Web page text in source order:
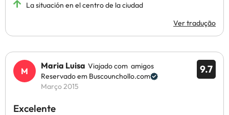
La situación en el centro de la ciudad
Ver tradução
9.7
Maria Luisa Viajado com amigos
Reservado em Buscounchollo.com
Março 2015
Excelente